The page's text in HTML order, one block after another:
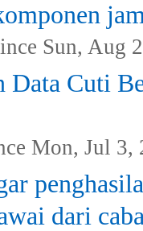
Sun, Aug
Data Cuti
Mon, Jul 3,
dari